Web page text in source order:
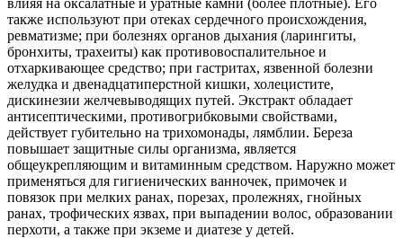
также используют при отеках сердечного происхождения,
ревматизме; при болезнях органов дыхания (ларингиты,
бронхиты, трахеиты) как противовоспалительное и
отхаркивающее средство; при гастритах, язвенной болезни
желудка и двенадцатиперстной кишки, холецистите,
дискинезии желчевыводящих путей. Экстракт обладает
антисептическими, противогрибковыми свойствами,
действует губительно на трихомонады, лямблии. Береза
повышает защитные силы организма, является
общеукрепляющим и витаминным средством. Наружно может
применяться для гигиенических ванночек, примочек и
повязок при мелких ранах, порезах, пролежнях, гнойных
ранах, трофических язвах, при выпадении волос, образовании
перхоти, а также при экземе и диатезе у детей.